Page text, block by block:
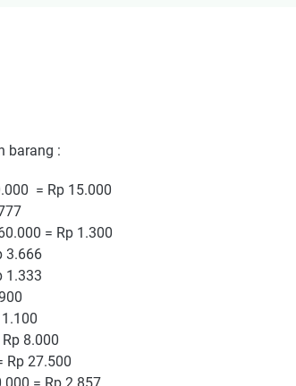
barang :
= Rp 15.000
= Rp 1.300
3.666
1.333
8.000
Rp 27.500